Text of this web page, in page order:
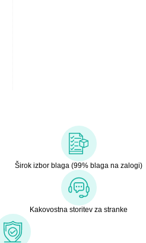
Širok izbor blaga (99% blaga na zalogi)
Kakovostna storitev za stranke